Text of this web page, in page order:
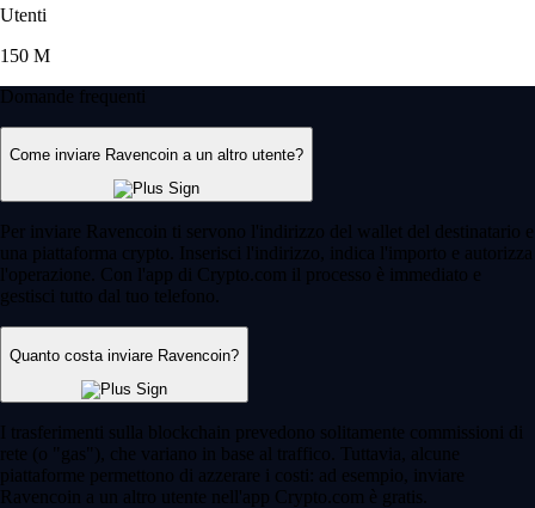
Utenti
150 M
Domande frequenti
Come inviare Ravencoin a un altro utente?
Per inviare Ravencoin ti servono l'indirizzo del wallet del destinatario e
una piattaforma crypto. Inserisci l'indirizzo, indica l'importo e autorizza
l'operazione. Con l'app di Crypto.com il processo è immediato e
gestisci tutto dal tuo telefono.
Quanto costa inviare Ravencoin?
I trasferimenti sulla blockchain prevedono solitamente commissioni di
rete (o "gas"), che variano in base al traffico. Tuttavia, alcune
piattaforme permettono di azzerare i costi: ad esempio, inviare
Ravencoin a un altro utente nell'app Crypto.com è gratis.